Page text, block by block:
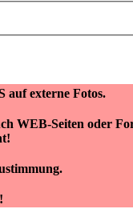
auf externe Fotos.
WEB-Seiten oder